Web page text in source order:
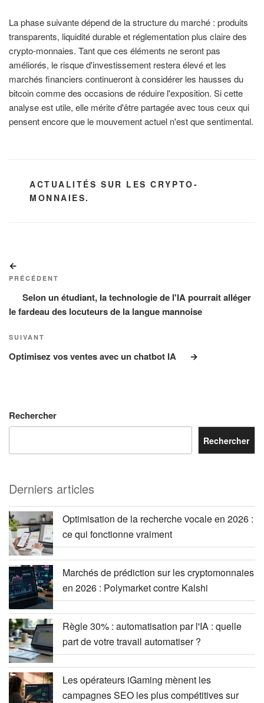
La phase suivante dépend de la structure du marché : produits
transparents, liquidité durable et réglementation plus claire des
crypto-monnaies. Tant que ces éléments ne seront pas
améliorés, le risque d'investissement restera élevé et les
marchés financiers continueront à considérer les hausses du
bitcoin comme des occasions de réduire l'exposition. Si cette
analyse est utile, elle mérite d'être partagée avec tous ceux qui
pensent encore que le mouvement actuel n'est que sentimental.
CATÉGORIES
ACTUALITÉS SUR LES CRYPTO-
MONNAIES.
de
l’article
précédent
PRÉCÉDENT
Selon un étudiant, la technologie de l'IA pourrait alléger
le fardeau des locuteurs de la langue mannoise
Article
suivant
SUIVANT
Optimisez vos ventes avec un chatbot IA
Rechercher
Rechercher
Derniers articles
Optimisation de la recherche vocale en 2026 :
ce qui fonctionne vraiment
Marchés de prédiction sur les cryptomonnaies
en 2026 : Polymarket contre Kalshi
Règle 30% : automatisation par l'IA : quelle
part de votre travail automatiser ?
Les opérateurs iGaming mènent les
campagnes SEO les plus compétitives sur